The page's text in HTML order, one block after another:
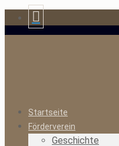
Startseite
Förderverein
Geschichte